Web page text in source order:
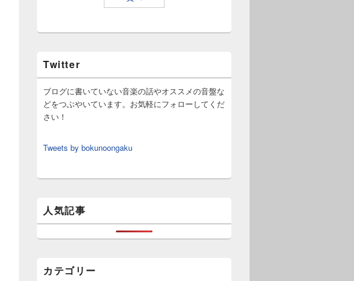
Twitter
ブログに書いていない音楽の話やオススメの音盤な
どをつぶやいています。お気軽にフォローしてくだ
さい！
Tweets by bokunoongaku
人気記事
カテゴリー